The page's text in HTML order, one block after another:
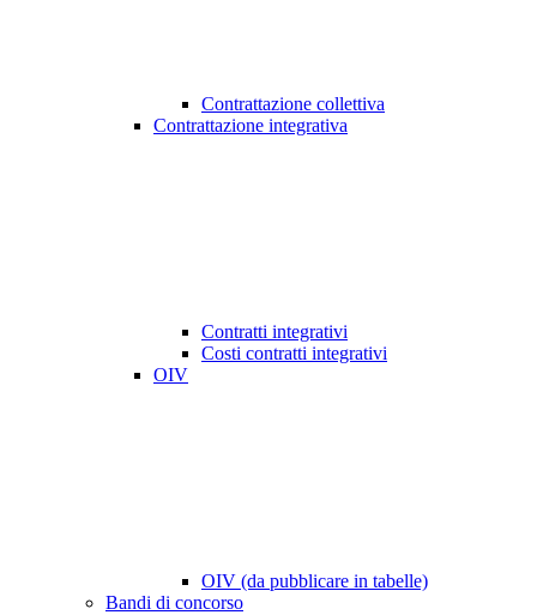
Contrattazione collettiva
Contrattazione integrativa
Contratti integrativi
Costi contratti integrativi
OIV
OIV (da pubblicare in tabelle)
Bandi di concorso